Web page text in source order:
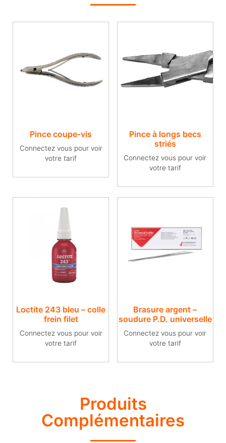
Pince coupe-vis
Connectez vous pour voir
votre tarif
Pince à longs becs
striés
Connectez vous pour voir
votre tarif
Loctite 243 bleu – colle
frein filet
Connectez vous pour voir
votre tarif
Brasure argent –
soudure P.D. universelle
Connectez vous pour voir
votre tarif
Produits
Complémentaires